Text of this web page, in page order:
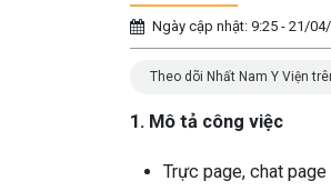
Ngày cập nhật: 9:25 - 21/
Theo dõi Nhất Nam Y Viện
1. Mô tả công việc
Trực page, chat